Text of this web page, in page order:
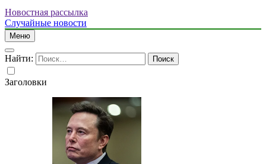
Новостная рассылка
Случайные новости
Меню
Найти:
Заголовки